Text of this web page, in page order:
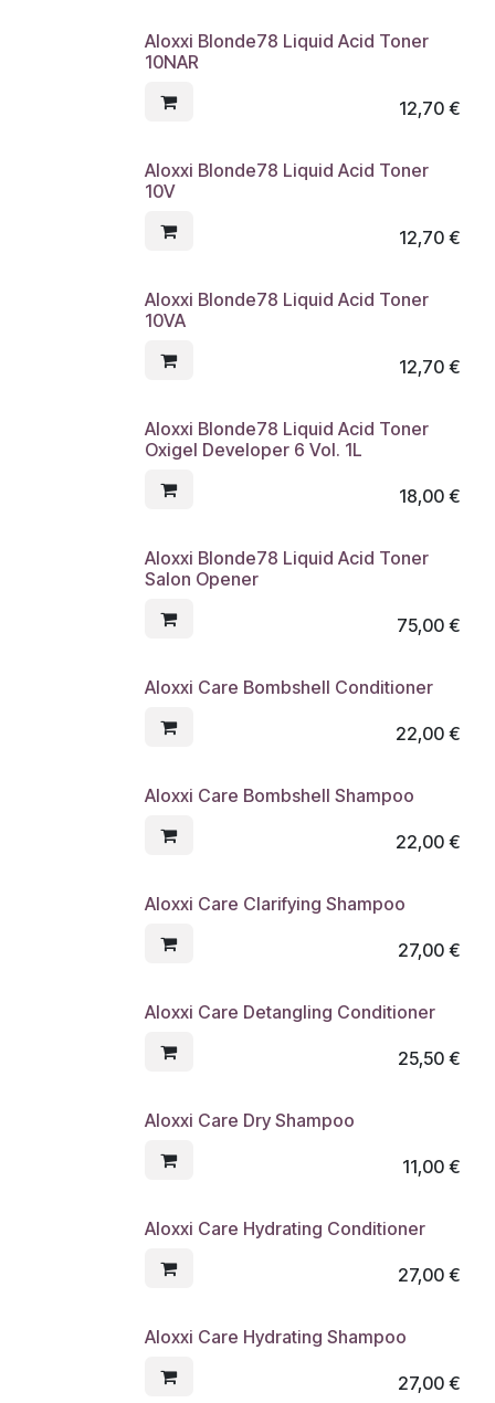
Aloxxi Blonde78 Liquid Acid Toner
10NAR
12,70€
Aloxxi Blonde78 Liquid Acid Toner
10V
12,70€
Aloxxi Blonde78 Liquid Acid Toner
10VA
12,70€
Aloxxi Blonde78 Liquid Acid Toner
Oxigel Developer 6 Vol. 1L
18,00€
Aloxxi Blonde78 Liquid Acid Toner
Salon Opener
75,00€
Aloxxi Care Bombshell Conditioner
22,00€
Aloxxi Care Bombshell Shampoo
22,00€
Aloxxi Care Clarifying Shampoo
27,00€
Aloxxi Care Detangling Conditioner
25,50€
Aloxxi Care Dry Shampoo
11,00€
Aloxxi Care Hydrating Conditioner
27,00€
Aloxxi Care Hydrating Shampoo
27,00€